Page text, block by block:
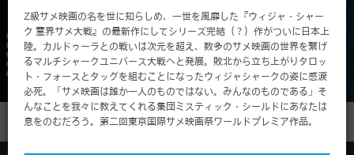
Z級サメ映画の名を世に知らしめ、一世を風靡した『ウィジャ・シャー
ク 霊界サメ大戦』の最新作にしてシリーズ完結（？）作がついに日本上
陸。カルドゥーラとの戦いは次元を超え、数多のサメ映画の世界を繋げ
るマルチシャークユニバース大戦へと発展。敗北から立ち上がりタロッ
ト・フォースとタッグを組むことになったウィジャシャークの姿に感涙
必死。「サメ映画は誰か一人のものではない。みんなのものである」そ
んなことを我々に教えてくれる集団ミスティック・シールドにあなたは
息をのむだろう。第二回東京国際サメ映画祭ワールドプレミア作品。